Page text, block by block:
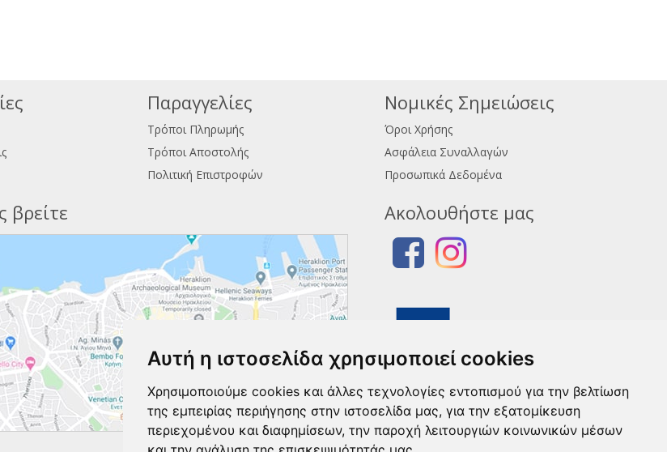
Αυτή η ιστοσελίδα χρησιμοποιεί cookies
Χρησιμοποιούμε cookies και άλλες τεχνολογίες εντοπισμού για την βελτίωση
της εμπειρίας περιήγησης στην ιστοσελίδα μας, για την εξατομίκευση
περιεχομένου και διαφημίσεων, την παροχή λειτουργιών κοινωνικών μέσων
Παραγγελίες
Τρόποι Πληρωμής
Τρόποι Αποστολής
Πολιτική Επιστροφών
Νομικές Σημειώσεις
Όροι Χρήσης
Ασφάλεια Συναλλαγών
Προσωπικά Δεδομένα
βρείτε Ακολουθήστε μας